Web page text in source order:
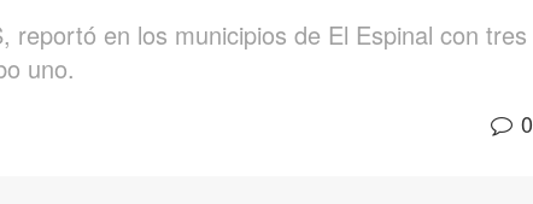
reportó en los municipios de El Espinal con tres
uno.
0